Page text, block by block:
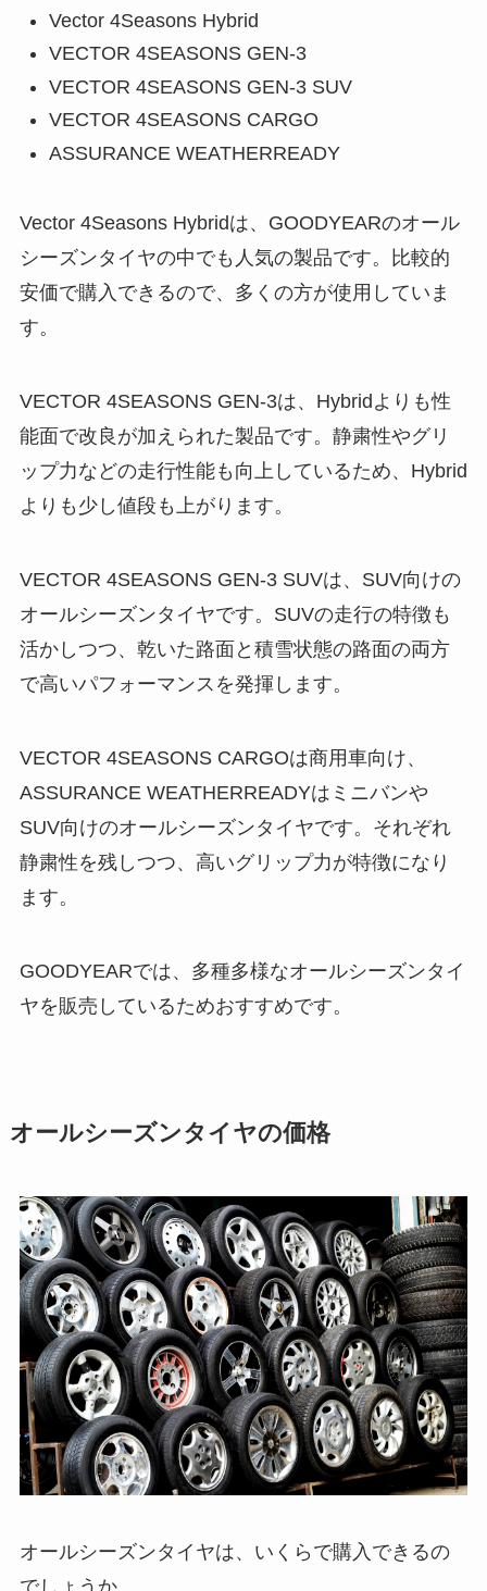
Vector 4Seasons Hybrid
VECTOR 4SEASONS GEN-3
VECTOR 4SEASONS GEN-3 SUV
VECTOR 4SEASONS CARGO
ASSURANCE WEATHERREADY
Vector 4Seasons Hybridは、GOODYEARのオール
シーズンタイヤの中でも人気の製品です。比較的
安価で購入できるので、多くの方が使用していま
す。
VECTOR 4SEASONS GEN-3は、Hybridよりも性
能面で改良が加えられた製品です。静粛性やグリ
ップ力などの走行性能も向上しているため、Hybrid
よりも少し値段も上がります。
VECTOR 4SEASONS GEN-3 SUVは、SUV向けの
オールシーズンタイヤです。SUVの走行の特徴も
活かしつつ、乾いた路面と積雪状態の路面の両方
で高いパフォーマンスを発揮します。
VECTOR 4SEASONS CARGOは商用車向け、
ASSURANCE WEATHERREADYはミニバンや
SUV向けのオールシーズンタイヤです。それぞれ
静粛性を残しつつ、高いグリップ力が特徴になり
ます。
GOODYEARでは、多種多様なオールシーズンタイ
ヤを販売しているためおすすめです。
オールシーズンタイヤの価格
オールシーズンタイヤは、いくらで購入できるの
でしょうか。